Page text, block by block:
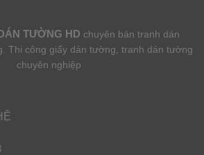
TƯỜNG HD chuyên bán tranh dán
Thi công giấy dán tường, tranh dán tường
chuyên nghiệp